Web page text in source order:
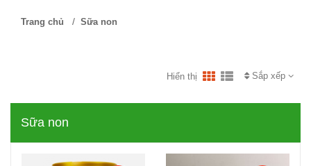
Trang chủ / Sữa non
Sắp xếp
Hiển thị
Sữa non